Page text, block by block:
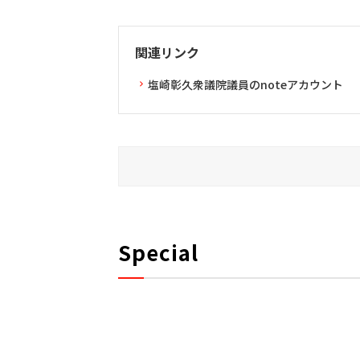
関連リンク
塩崎彰久衆議院議員のnoteアカウント
Special